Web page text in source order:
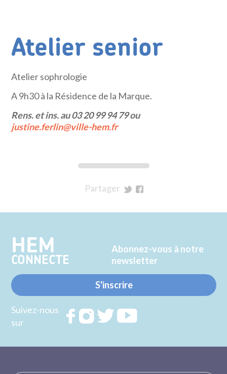
Atelier senior
Atelier sophrologie
A 9h30 à la Résidence de la Marque.
Rens. et ins. au 03 20 99 94 79 ou
justine.ferlin@ville-hem.fr
Partager
Twitter
Facebook
HEM
CONNECTE
Abonnez-vous à notre
newsletter
S'inscrire
Suivez-nous
sur
RejoignezRejoignezRejoignez